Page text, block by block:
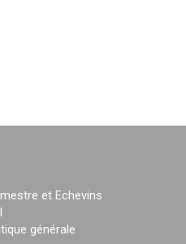
et Echevins
générale